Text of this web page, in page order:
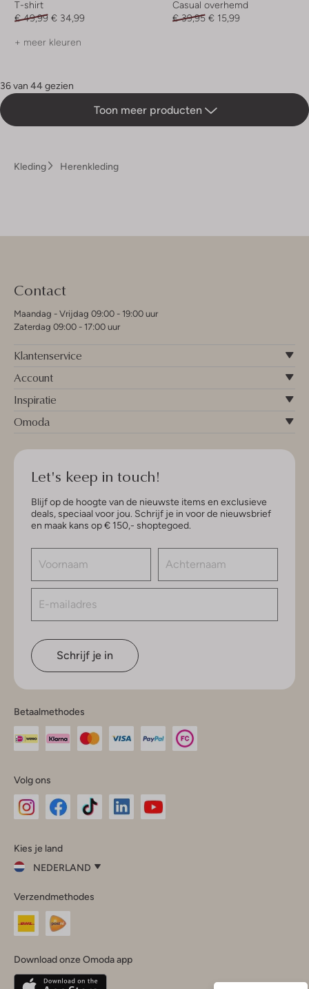
T-shirt
€ 49,99 € 34,99
+ meer kleuren
Casual overhemd
€ 39,95 € 15,99
36 van 44 gezien
Toon meer producten
Kleding Herenkleding
Contact
Maandag - Vrijdag 09:00 - 19:00 uur
Zaterdag 09:00 - 17:00 uur
Klantenservice
Account
Inspiratie
Omoda
Let's keep in touch!
Blijf op de hoogte van de nieuwste items en exclusieve
deals, speciaal voor jou. Schrijf je in voor de nieuwsbrief
en maak kans op € 150,- shoptegoed.
Schrijf je in
Betaalmethodes
Volg ons
InstagramFacebook
Kies je land
NEDERLAND
je
land
Nederland
Belgique(Français)
Verzendmethodes
Download onze Omoda app